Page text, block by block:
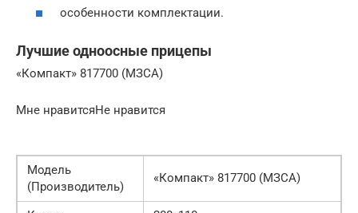
особенности комплектации.
Лучшие одноосные прицепы
«Компакт» 817700 (МЗСА)
Мне нравитсяНе нравится
Модель
(Производитель)
«Компакт» 817700 (МЗСА)